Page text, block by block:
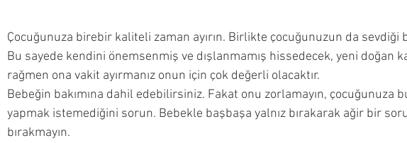
Çocuğunuza birebir kaliteli zaman ayırın. Birlikte çocuğunuzun da sevdiği
Bu sayede kendini önemsenmiş ve dışlanmamış hissedecek, yeni doğan
rağmen ona vakit ayırmanız onun için çok değerli olacaktır.
Bebeğin bakımına dahil edebilirsiniz. Fakat onu zorlamayın, çocuğunuza
yapmak istemediğini sorun. Bebekle başbaşa yalnız bırakarak ağir bir
bırakmayın.